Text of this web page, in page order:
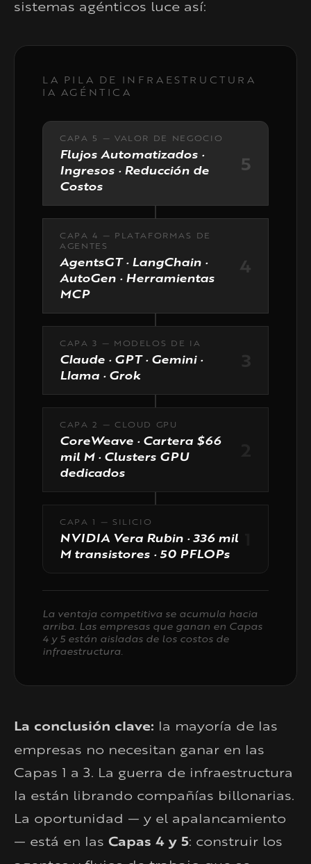
sistemas agénticos luce así:
LA PILA DE INFRAESTRUCTURA
IA AGÉNTICA
CAPA 5 — VALOR DE NEGOCIO
Flujos Automatizados ·
Ingresos · Reducción de
Costos
5
CAPA 4 — PLATAFORMAS DE
AGENTES
AgentsGT · LangChain ·
AutoGen · Herramientas
MCP
4
CAPA 3 — MODELOS DE IA
Claude · GPT · Gemini ·
Llama · Grok
CAPA 2 — CLOUD GPU
CoreWeave · Cartera $66
mil M · Clusters GPU
dedicados
CAPA 1 — SILICIO
NVIDIA Vera Rubin · 336 mil
M transistores · 50 PFLOPs
La ventaja competitiva se acumula hacia
arriba. Las empresas que ganan en Capas
4 y 5 están aisladas de los costos de
infraestructura.
La conclusión clave: la mayoría de las
empresas no necesitan ganar en las
Capas 1 a 3. La guerra de infraestructura
la están librando compañías billonarias.
La oportunidad — y el apalancamiento
— está en las Capas 4 y 5: construir los